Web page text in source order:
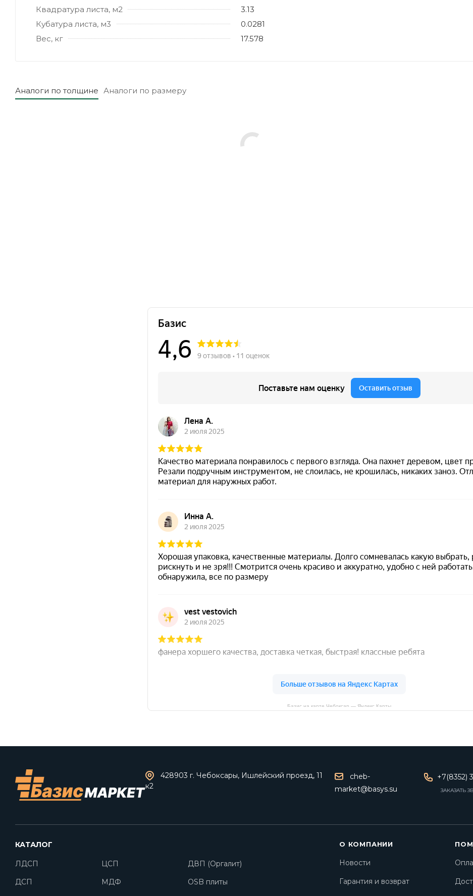
Квадратура листа, м2
3.13
Кубатура листа, м3
0.0281
Вес, кг
17.578
Аналоги по толщине Аналоги по размеру
Базис на карте Чебоксар — Яндекс Карты
428903 г. Чебоксары, Ишлейский проезд, 11
к2
cheb-
market@basys.su
+7(8352)
ЗАКАЗАТЬ
КАТАЛОГ
ЛДСП ЦСП
ДВП (Оргалит)
ДСП
МДФ
OSB плиты
О КОМПАНИИ
Новости
Гарантия и возврат